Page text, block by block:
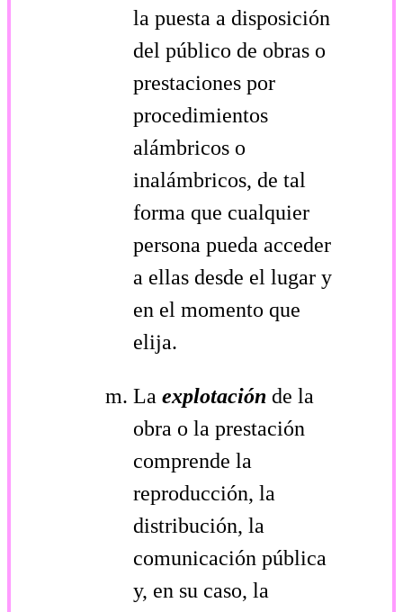
la puesta a disposición
del público de obras o
prestaciones por
procedimientos
alámbricos o
inalámbricos, de tal
forma que cualquier
persona pueda acceder
a ellas desde el lugar y
en el momento que
elija.
La explotación de la
obra o la prestación
comprende la
reproducción, la
distribución, la
comunicación pública
y, en su caso, la